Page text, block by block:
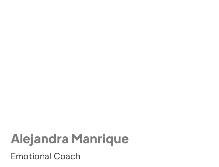
Alejandra Manrique
Emotional Coach